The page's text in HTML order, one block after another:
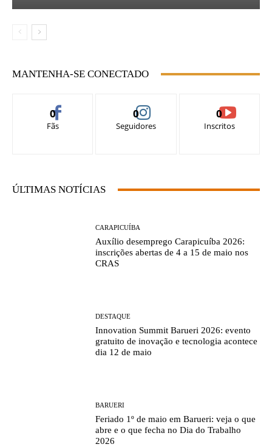
MANTENHA-SE CONECTADO
0
Fãs
0
Seguidores
0
Inscritos
ÚLTIMAS NOTÍCIAS
CARAPICUÍBA
Auxílio desemprego Carapicuíba 2026:
inscrições abertas de 4 a 15 de maio nos
CRAS
DESTAQUE
Innovation Summit Barueri 2026: evento
gratuito de inovação e tecnologia acontece
dia 12 de maio
BARUERI
Feriado 1º de maio em Barueri: veja o que
abre e o que fecha no Dia do Trabalho
2026